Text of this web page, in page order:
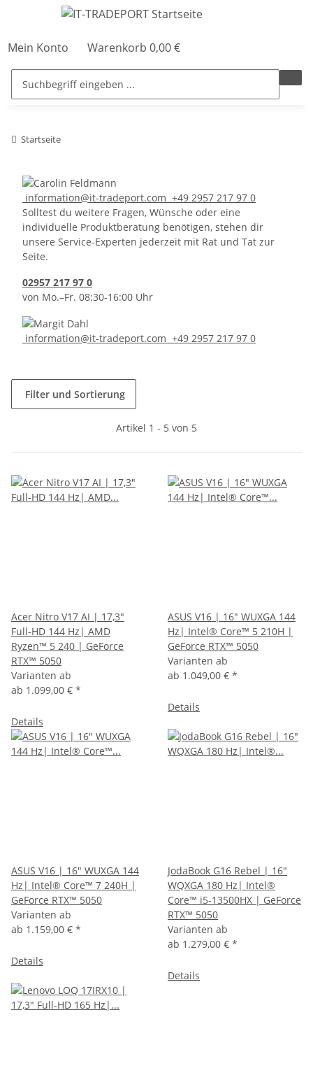
Mein Konto Warenkorb 0,00 €
Startseite
information@it-tradeport.com +49 2957 217 97 0
Solltest du weitere Fragen, Wünsche oder eine
individuelle Produktberatung benötigen, stehen dir
unsere Service-Experten jederzeit mit Rat und Tat zur
Seite.
02957 217 97 0
von Mo.–Fr. 08:30-16:00 Uhr
information@it-tradeport.com +49 2957 217 97 0
Filter und Sortierung
Artikel 1 - 5 von 5
Acer Nitro V17 AI | 17,3"
Full-HD 144 Hz| AMD
Ryzen™ 5 240 | GeForce
RTX™ 5050
Varianten ab
ab 1.099,00 € *
Details
ASUS V16 | 16" WUXGA 144
Hz| Intel® Core™ 5 210H |
GeForce RTX™ 5050
Varianten ab
ab 1.049,00 € *
Details
ASUS V16 | 16" WUXGA 144
Hz| Intel® Core™ 7 240H |
GeForce RTX™ 5050
Varianten ab
ab 1.159,00 € *
Details
JodaBook G16 Rebel | 16"
WQXGA 180 Hz| Intel®
Core™ i5-13500HX | GeForce
RTX™ 5050
Varianten ab
ab 1.279,00 € *
Details